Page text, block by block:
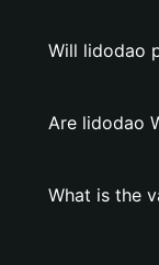
Will lidodao
Are lidodao
What is the